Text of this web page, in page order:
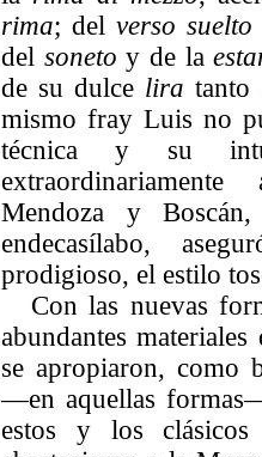
rima; del verso suelto
del soneto y de la
de su dulce lira tanto
mismo fray Luis no
técnica y su
Mendoza y
endecasílabo,
prodigioso, el estilo
Con las nuevas
abundantes
se apropiaron, como
—en aquellas
estos y los